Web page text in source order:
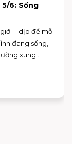
6: Sống
– dịp để mỗi
đang sống,
xung
được tổ chức